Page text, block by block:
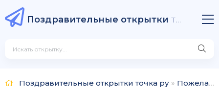
Поздравительные открытки точка ру
Поздравительные открытки точка ру » Пожелания